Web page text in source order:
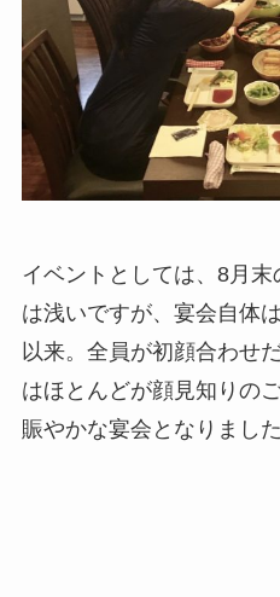
イベントとしては、8月末
は浅いですが、宴会自体
以来。全員が初顔合わせ
はほとんどが顔見知りの
賑やかな宴会となりました